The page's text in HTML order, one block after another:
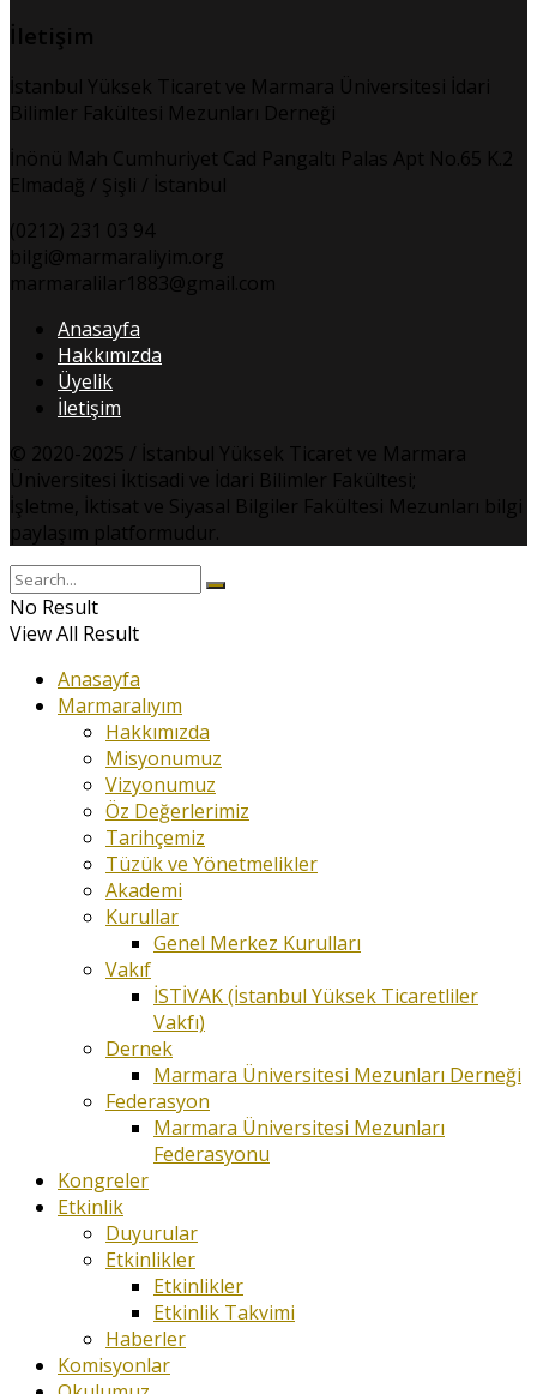
İletişim
İstanbul Yüksek Ticaret ve Marmara Üniversitesi İdari
Bilimler Fakültesi Mezunları Derneği
İnönü Mah Cumhuriyet Cad Pangaltı Palas Apt No.65 K.2
Elmadağ / Şişli / İstanbul
(0212) 231 03 94
bilgi@marmaraliyim.org
marmaralilar1883@gmail.com
Anasayfa
Hakkımızda
Üyelik
İletişim
© 2020-2025 / İstanbul Yüksek Ticaret ve Marmara
Üniversitesi İktisadi ve İdari Bilimler Fakültesi;
İşletme, İktisat ve Siyasal Bilgiler Fakültesi Mezunları bilgi
paylaşım platformudur.
No Result
View All Result
Anasayfa
Marmaralıyım
Hakkımızda
Misyonumuz
Vizyonumuz
Öz Değerlerimiz
Tarihçemiz
Tüzük ve Yönetmelikler
Akademi
Kurullar
Genel Merkez Kurulları
Vakıf
İSTİVAK (İstanbul Yüksek Ticaretliler
Vakfı)
Dernek
Marmara Üniversitesi Mezunları Derneği
Federasyon
Marmara Üniversitesi Mezunları
Federasyonu
Kongreler
Etkinlik
Duyurular
Etkinlikler
Etkinlikler
Etkinlik Takvimi
Haberler
Komisyonlar